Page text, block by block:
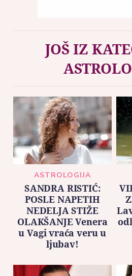
JOŠ IZ
ASTROLOGIJA
SANDRA RISTIĆ:
POSLE NAPETIH
NEDELJA STIŽE
OLAKŠANJE Venera
u Vagi vraća veru u
ljubav!